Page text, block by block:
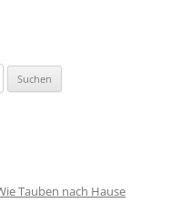
Tauben nach Hause